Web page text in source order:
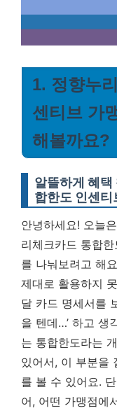
1. 정향누
센티브 가
해볼까요?
알뜰하게 혜
합한도 인센티
안녕하세요! 오늘
리체크카드 통합
를 나눠보려고 해
제대로 활용하지
달 카드 명세서를
을 텐데…’ 하고 생
는 통합한도라는
있어서, 이 부분을
를 볼 수 있어요.
어, 어떤 가맹점에